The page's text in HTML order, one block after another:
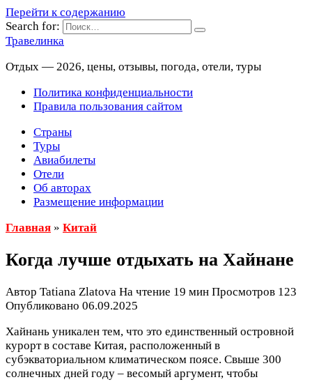
Перейти к содержанию
Search for:
Травелинка
Отдых — 2026, цены, отзывы, погода, отели, туры
Политика конфиденциальности
Правила пользования сайтом
Страны
Туры
Авиабилеты
Отели
Об авторах
Размещение информации
Главная » Китай
Когда лучше отдыхать на Хайнане
Автор Tatiana Zlatova На чтение 19 мин Просмотров 123
Опубликовано 06.09.2025
Хайнань уникален тем, что это единственный островной
курорт в составе Китая, расположенный в
субэкваториальном климатическом поясе. Свыше 300
солнечных дней году – весомый аргумент, чтобы